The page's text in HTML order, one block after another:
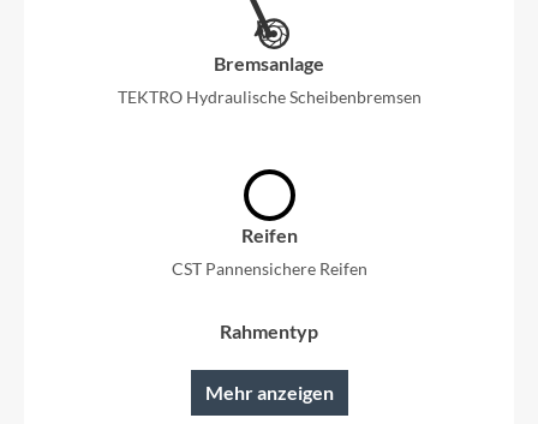
Bremsanlage
TEKTRO Hydraulische Scheibenbremsen
Reifen
CST Pannensichere Reifen
Rahmentyp
Mehr anzeigen